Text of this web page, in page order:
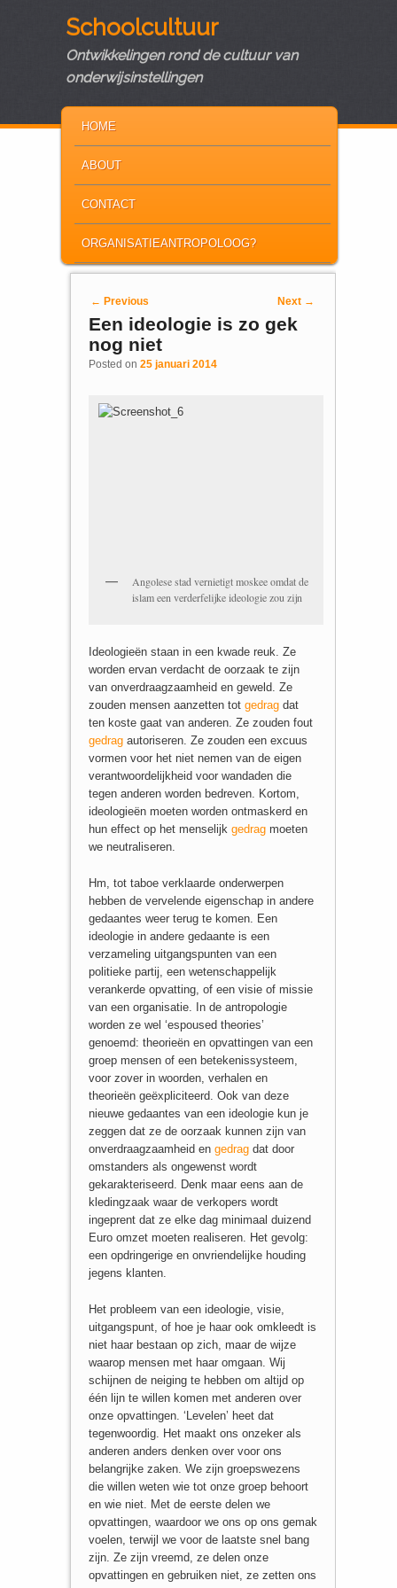
Schoolcultuur
Ontwikkelingen rond de cultuur van
onderwijsinstellingen
SKIP TO PRIMARY CONTENT
SKIP TO SECONDARY CONTENT
HOME
ABOUT
CONTACT
ORGANISATIEANTROPOLOOG?
Post navigation
← Previous Next →
Een ideologie is zo gek
nog niet
Posted on 25 januari 2014
Angolese stad vernietigt moskee omdat de
islam een verderfelijke ideologie zou zijn
Ideologieën staan in een kwade reuk. Ze
worden ervan verdacht de oorzaak te zijn
van onverdraagzaamheid en geweld. Ze
zouden mensen aanzetten tot gedragdat
ten koste gaat van anderen. Ze zouden fout
gedragautoriseren. Ze zouden een excuus
vormen voor het niet nemen van de eigen
verantwoordelijkheid voor wandaden die
tegen anderen worden bedreven. Kortom,
ideologieën moeten worden ontmaskerd en
hun effect op het menselijk gedragmoeten
we neutraliseren.
Hm, tot taboe verklaarde onderwerpen
hebben de vervelende eigenschap in andere
gedaantes weer terug te komen. Een
ideologie in andere gedaante is een
verzameling uitgangspunten van een
politieke partij, een wetenschappelijk
verankerde opvatting, of een visie of missie
van een organisatie. In de antropologie
worden ze wel ‘espoused theories’
genoemd: theorieën en opvattingen van een
groep mensen of een betekenissysteem,
voor zover in woorden, verhalen en
theorieën geëxpliciteerd. Ook van deze
nieuwe gedaantes van een ideologie kun je
zeggen dat ze de oorzaak kunnen zijn van
onverdraagzaamheid en gedragdat door
omstanders als ongewenst wordt
gekarakteriseerd. Denk maar eens aan de
kledingzaak waar de verkopers wordt
ingeprent dat ze elke dag minimaal duizend
Euro omzet moeten realiseren. Het gevolg:
een opdringerige en onvriendelijke houding
jegens klanten.
Het probleem van een ideologie, visie,
uitgangspunt, of hoe je haar ook omkleedt is
niet haar bestaan op zich, maar de wijze
waarop mensen met haar omgaan. Wij
schijnen de neiging te hebben om altijd op
één lijn te willen komen met anderen over
onze opvattingen. ‘Levelen’ heet dat
tegenwoordig. Het maakt ons onzeker als
anderen anders denken over voor ons
belangrijke zaken. We zijn groepswezens
die willen weten wie tot onze groep behoort
en wie niet. Met de eerste delen we
opvattingen, waardoor we ons op ons gemak
voelen, terwijl we voor de laatste snel bang
zijn. Ze zijn vreemd, ze delen onze
opvattingen en gebruiken niet, ze zetten ons